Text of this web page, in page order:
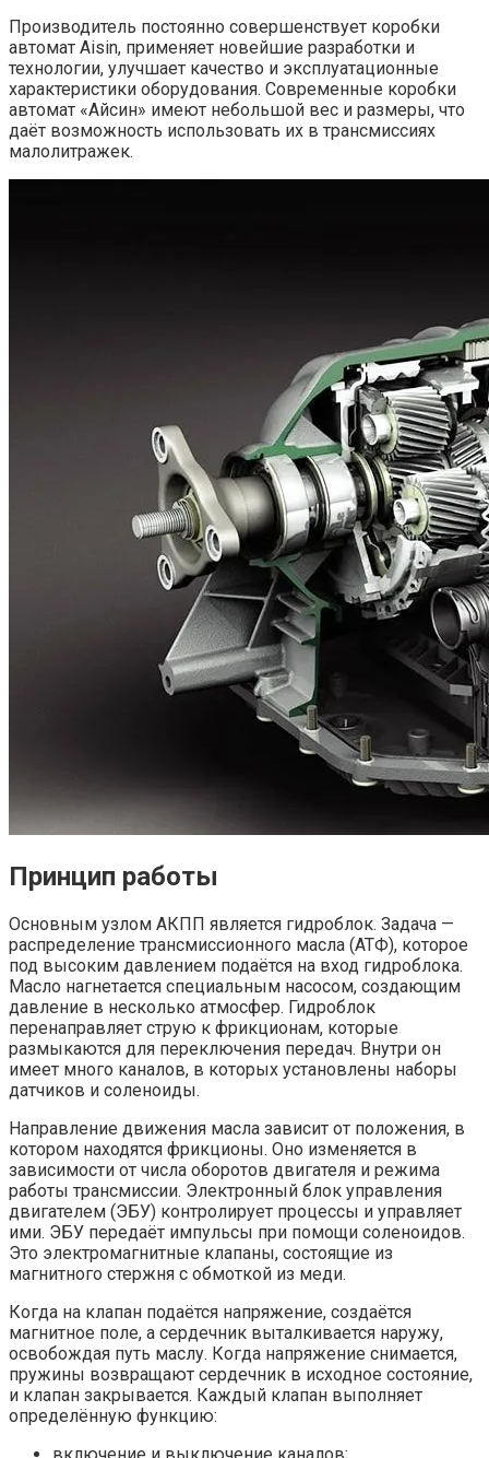
Производитель постоянно совершенствует коробки
автомат Aisin, применяет новейшие разработки и
технологии, улучшает качество и эксплуатационные
характеристики оборудования. Современные коробки
автомат «Айсин» имеют небольшой вес и размеры, что
даёт возможность использовать их в трансмиссиях
малолитражек.
Принцип работы
Основным узлом АКПП является гидроблок. Задача —
распределение трансмиссионного масла (АТФ), которое
под высоким давлением подаётся на вход гидроблока.
Масло нагнетается специальным насосом, создающим
давление в несколько атмосфер. Гидроблок
перенаправляет струю к фрикционам, которые
размыкаются для переключения передач. Внутри он
имеет много каналов, в которых установлены наборы
датчиков и соленоиды.
Направление движения масла зависит от положения, в
котором находятся фрикционы. Оно изменяется в
зависимости от числа оборотов двигателя и режима
работы трансмиссии. Электронный блок управления
двигателем (ЭБУ) контролирует процессы и управляет
ими. ЭБУ передаёт импульсы при помощи соленоидов.
Это электромагнитные клапаны, состоящие из
магнитного стержня с обмоткой из меди.
Когда на клапан подаётся напряжение, создаётся
магнитное поле, а сердечник выталкивается наружу,
освобождая путь маслу. Когда напряжение снимается,
пружины возвращают сердечник в исходное состояние,
и клапан закрывается. Каждый клапан выполняет
определённую функцию:
включение и выключение каналов;